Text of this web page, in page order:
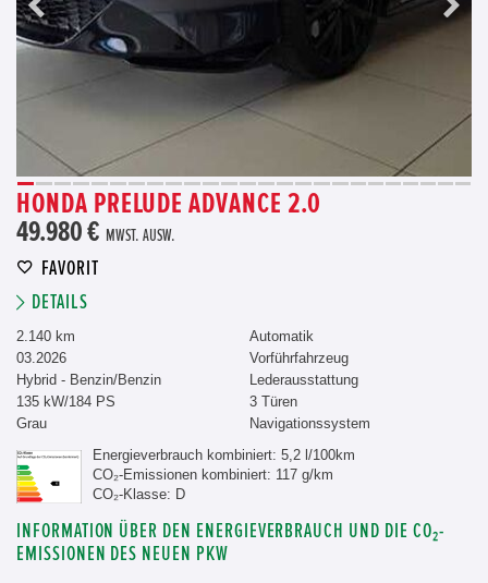
HONDA PRELUDE ADVANCE 2.0
49.980 € MWST. AUSW.
FAVORIT
DETAILS
2.140 km
03.2026
Hybrid - Benzin/Benzin
135 kW/184 PS
Grau
Automatik
Vorführfahrzeug
Lederausstattung
3 Türen
Navigationssystem
Energieverbrauch kombiniert: 5,2 l/100km
CO₂-Emissionen kombiniert: 117 g/km
CO₂-Klasse: D
INFORMATION ÜBER DEN ENERGIEVERBRAUCH UND DIE CO₂-
EMISSIONEN DES NEUEN PKW